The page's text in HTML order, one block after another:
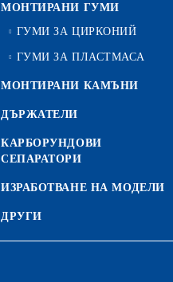
МОНТИРАНИ ГУМИ
ГУМИ ЗА ЦИРКОНИЙ
ГУМИ ЗА ПЛАСТМАСА
МОНТИРАНИ КАМЪНИ
ДЪРЖАТЕЛИ
КАРБОРУНДОВИ
СЕПАРАТОРИ
ИЗРАБОТВАНЕ НА МОДЕЛИ
ДРУГИ